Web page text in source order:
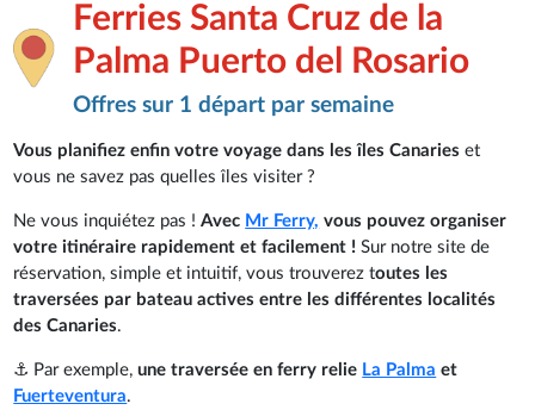
Ferries Santa Cruz de la
Palma Puerto del Rosario
Offres sur 1 départ par semaine
Vous planifiez enfin votre voyage dans les îles Canaries et
vous ne savez pas quelles îles visiter ?
Ne vous inquiétez pas !Avec Mr Ferry, vous pouvez organiser
votre itinéraire rapidement et facilement ! Sur notre site de
réservation, simple et intuitif, vous trouverez toutes les
traversées par bateau actives entre les différentes localités
des Canaries.
⚓ Par exemple, une traversée en ferry relie La Palma et
Fuerteventura.